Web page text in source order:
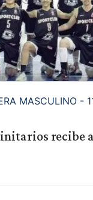
MASCULINO -
recibe